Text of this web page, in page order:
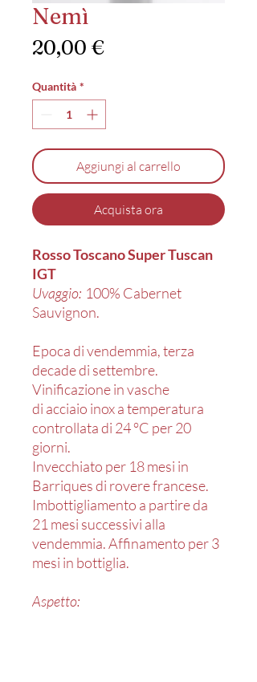
Nemì
20,00 €Prezzo
Quantità *
Aggiungi al carrello
Acquista ora
Rosso ToscanoSuper Tuscan
IGT
Uvaggio: 100% Cabernet
Sauvignon.
Epoca di vendemmia, terza
decade di settembre.
Vinificazione in vasche
di acciaio inox a temperatura
controllata di 24 °C per 20
giorni.
Invecchiato per 18 mesi in
Barriques di rovere francese.
Imbottigliamento a partire da
21 mesi successivi alla
vendemmia. Affinamento per 3
mesi in bottiglia.
Aspetto: